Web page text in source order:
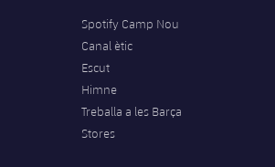
Spotify Camp Nou
Canal ètic
Escut
Himne
Treballa a les Barça
Stores